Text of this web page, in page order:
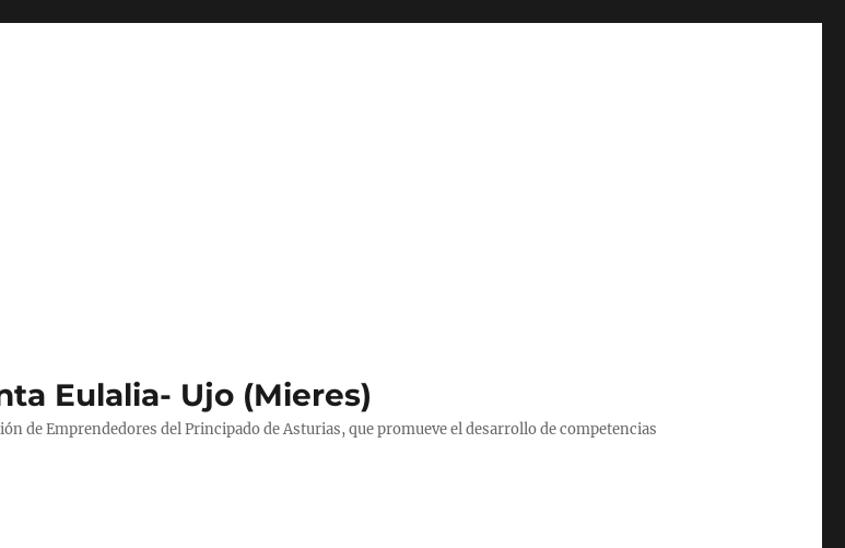
Eulalia- Ujo (Mieres)
de Emprendedores del Principado de Asturias, que promueve el desarrollo de competencias